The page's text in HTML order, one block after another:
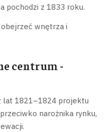
pochodzi z 1833 roku.
obejrzeć wnętrza i
centrum -
lat 1821–1824 projektu
narożnika rynku,